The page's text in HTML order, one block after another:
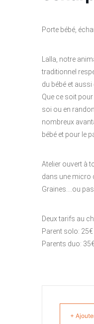
Porte bébé,
Lalla, notre
traditionnel
du bébé et aussi
Que ce soit
soi ou en
nombreux
bébé et pour le
Atelier ouvert à
dans une micro
Graines….ou
Deux tarifs au
Parent solo: 25€
Parents duo:
+